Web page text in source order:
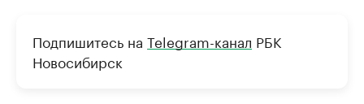
Подпишитесь на Telegram-канал РБК
Новосибирск